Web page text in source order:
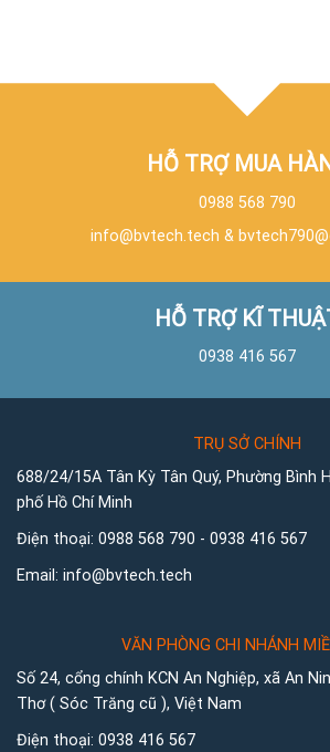
HỖ TRỢ MUA
0988 568 790
info@bvtech.tech &
HỖ TRỢ KĨ
0938 416 567
TRỤ SỞ CHÍNH
688/24/15A Tân Kỳ Tân Quý, Phường Bình
phố Hồ Chí Minh
Điện thoại: 0988 568 790 - 0938 416 567
Email: info@bvtech.tech
VĂN PHÒNG CHI NHÁNH
Số 24, cổng chính KCN An Nghiệp, xã An
Thơ ( Sóc Trăng cũ ), Việt Nam
Điện thoại: 0938 416 567